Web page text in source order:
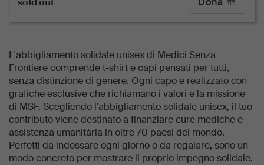
L'abbigliamento solidale unisex di Medici Senza
Frontiere comprende t-shirt e capi pensati per tutti,
senza distinzione di genere. Ogni capo e realizzato con
grafiche esclusive che richiamano i valori e la missione
di MSF. Scegliendo l'abbigliamento solidale unisex, il tuo
contributo viene destinato a finanziare cure mediche e
assistenza umanitària in oltre 70 paesi del mondo.
Perfetti da indossare ogni giorno o da regalare, sono un
modo concreto per mostrare il proprio impegno solidale.